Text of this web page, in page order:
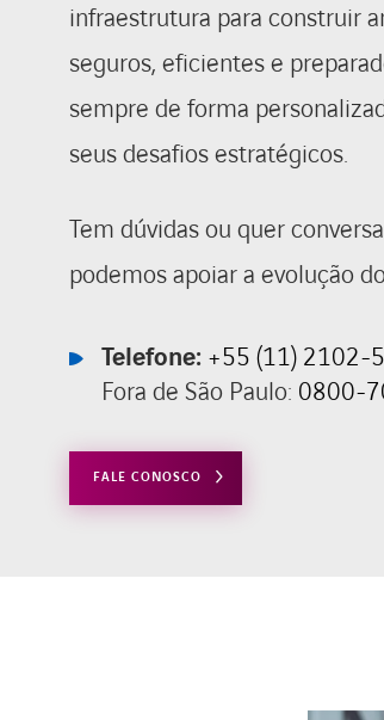
infraestrutura para construir
seguros, eficientes e
sempre de forma
seus desafios estratégicos.
Tem dúvidas ou quer
podemos apoiar a evolução
Telefone: +55 (11) 2102-
Fora de São Paulo: 0800-
FALE CONOSCO